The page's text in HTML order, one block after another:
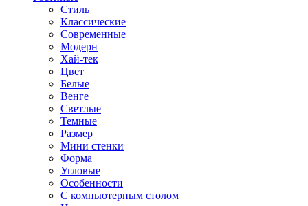
Стиль
Классические
Современные
Модерн
Хай-тек
Цвет
Белые
Венге
Светлые
Темные
Размер
Мини стенки
Форма
Угловые
Особенности
С компьютерным столом